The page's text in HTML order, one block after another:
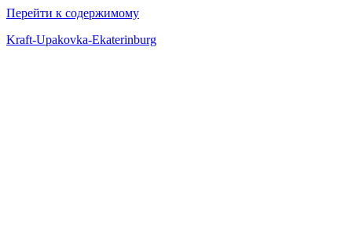
Перейти к содержимому
Kraft-Upakovka-Ekaterinburg